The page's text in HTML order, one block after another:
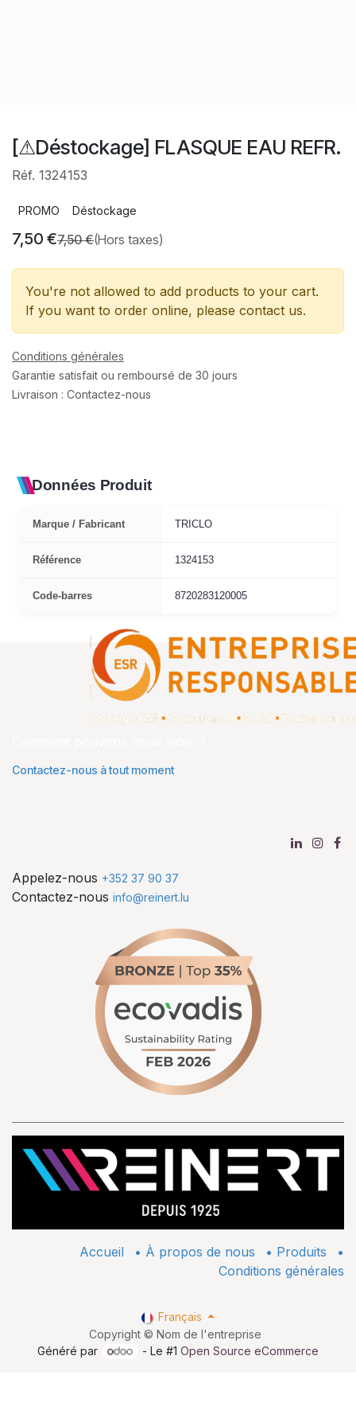
[⚠Déstockage] FLASQUE EAU REFR.
Réf. 1324153
PROMO Déstockage
7,50 €7,50€(Hors taxes)
You're not allowed to add products to your cart.
If you want to order online, please contact us.
Conditions générales
Garantie satisfait ou remboursé de 30 jours
Livraison : Contactez-nous
Données Produit
Marque / Fabricant TRICLO
Référence 1324153
Code-barres 8720283120005
Contactez-nous à tout moment
Appelez-nous +352 37 90 37
Contactez-nous info@reinert.lu
Accueil • À propos de nous • ​Produits
•
Conditions générales
Copyright © Nom de l'entreprise
Français
Généré par - Le #1Open Source eCommerce